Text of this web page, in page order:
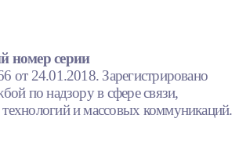
номер серии
24.01.2018. Зарегистрировано
по надзору в сфере связи,
и массовых коммуникаций.